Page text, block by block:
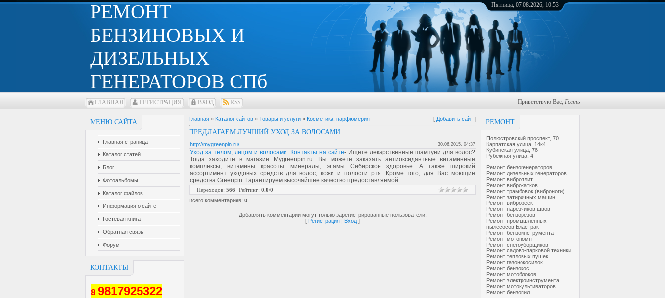
РЕМОНТ
БЕНЗИНОВЫХ И
ДИЗЕЛЬНЫХ
ГЕНЕРАТОРОВ СПб
Пятница, 07.08.2026, 10:53
ГЛАВНАЯ РЕГИСТРАЦИЯ ВХОД RSS Приветствую Вас, Гость
МЕНЮ САЙТА
Главная страница
Каталог статей
Блог
Фотоальбомы
Каталог файлов
Информация о сайте
Гостевая книга
Обратная связь
Форум
КОНТАКТЫ
8 9817925322
РЕМОНТ
Полюстровский проспект, 70
Карпатская улица, 14к4
Кубинская улица, 78
Рубежная улица, 4
Ремонт бензогенераторов
Ремонт дизельных генераторов
Ремонт виброплит
Ремонт виброкатков
Ремонт трамбовок (виброноги)
Ремонт затирочных машин
Ремонт виброреек
Ремонт нарезчиков швов
Ремонт бензорезов
Ремонт промышленных
пылесосов Бластрак
Ремонт бензоинструмента
Ремонт мотопомп
Ремонт снегоуборщиков
Ремонт садово-парковой техники
Ремонт тепловых пушек
Ремонт газонокосилок
Ремонт бензокос
Ремонт мотоблоков
Ремонт электроинструмента
Ремонт мотокультиваторов
Ремонт бензопил
Главная » Каталог сайтов » Товары и услуги » Косметика, парфюмерия [ Добавить сайт ]
ПРЕДЛАГАЕМ ЛУЧШИЙ УХОД ЗА ВОЛОСАМИ
http://mygreenpin.ru/ 30.06.2015, 04:37
Уход за телом, лицом и волосами. Контакты на сайте- Ищете лекарственные шампуни для волос?
Тогда заходите в магазин Mygreenpin.ru. Вы можете заказать антиоксидантные витаминные
комплексы, витамины красоты, минералы, эпамы Сибирское здоровье. А также широкий
ассортимент уходовых средств для волос, кожи и полости рта. Кроме того, для Вас моющие
средства Greenpin. Гарантируем высочайшее качество предоставляемой
Переходов: 566 | Рейтинг: 0.0/0
Всего комментариев: 0
Добавлять комментарии могут только зарегистрированные пользователи.
[ Регистрация | Вход ]